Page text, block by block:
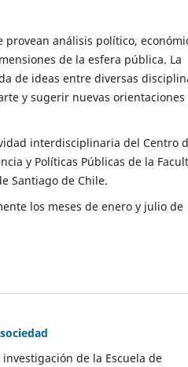
provean análisis político,
de la esfera pública. La
de ideas entre diversas
y sugerir nuevas orientaciones
interdisciplinaria del Centro
y Políticas Públicas de la
Santiago de Chile.
los meses de enero y julio de
de la Escuela de